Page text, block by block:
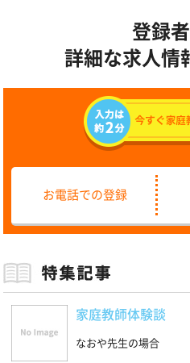
登録
詳細な求人情
お電話での登録
家庭教師体験談
なおや先生の場合